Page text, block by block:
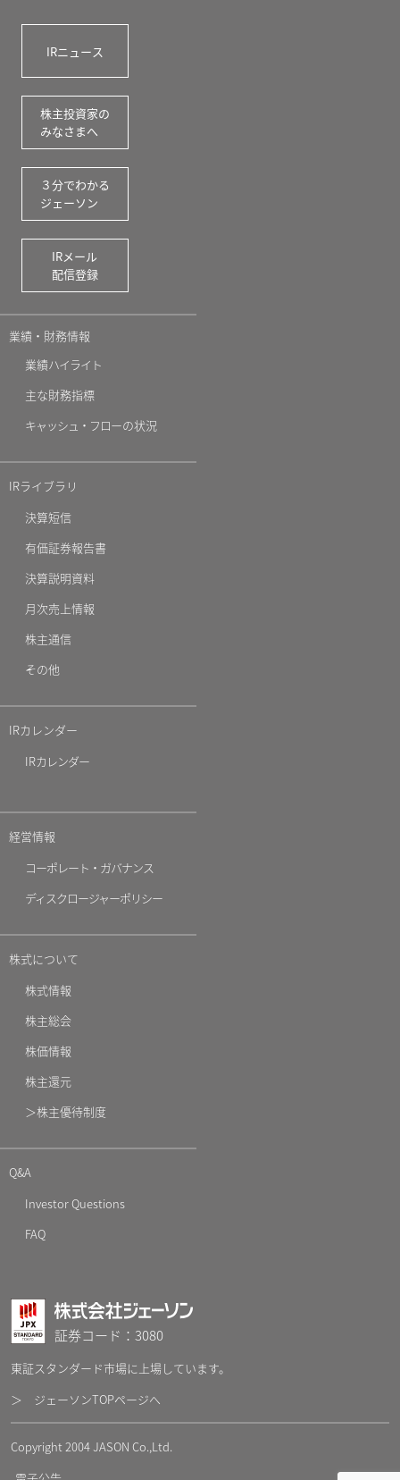
IRニュース
株主投資家の
みなさまへ
３分でわかる
ジェーソン
IRメール
配信登録
業績・財務情報
業績ハイライト
主な財務指標
キャッシュ・フローの状況
IRライブラリ
決算短信
有価証券報告書
決算説明資料
月次売上情報
株主通信
その他
IRカレンダー
IRカレンダー
経営情報
コーポレート・ガバナンス
ディスクロージャーポリシー
株式について
株式情報
株主総会
株価情報
株主還元
＞株主優待制度
Q&A
Investor Questions
FAQ
証券コード：3080
東証スタンダード市場に上場しています。
＞ ジェーソンTOPページへ
Copyright 2004 JASON Co.,Ltd.